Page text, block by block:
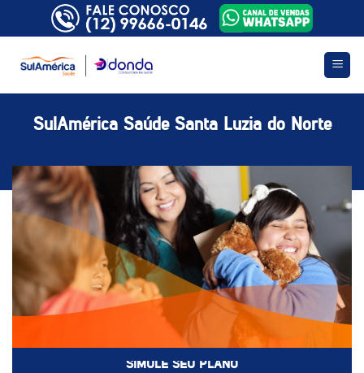
SulAmérica Saúde Santa Luzia do Norte
SIMULE SEU PLANO